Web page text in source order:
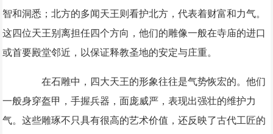
智和洞悉；北方的多闻天王则看护北方，代表着财富和力气。
这四位天王别离担任四个方向，他们的雕像一般在寺庙的进口
或首要殿堂邻近，以保证释教圣地的安定与庄重。
在石雕中，四大天王的形象往往是气势恢宏的。他们
一般身穿盔甲，手握兵器，面庞威严，表现出强壮的维护力
气。这些雕琢不只具有很高的艺术价值，还反映了古代工匠的